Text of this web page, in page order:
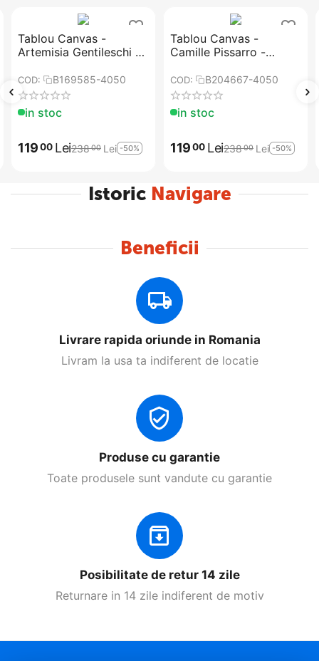
Tablou Canvas -
Artemisia Gentileschi -
COD: B169585-4050
in stoc
11900 Lei23800 Lei -50%
Tablou Canvas -
Camille Pissarro -
Louveciennes
COD: B204667-4050
in stoc
11900 Lei23800 Lei -50%
Istoric Navigare
Beneficii
Livrare rapida oriunde in Romania
Livram la usa ta indiferent de locatie
Produse cu garantie
Toate produsele sunt vandute cu garantie
Posibilitate de retur 14 zile
Returnare in 14 zile indiferent de motiv